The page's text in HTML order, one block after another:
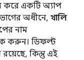
করে একটি অ্যাপ
অধীনে, খালি
নাম
করুন। ডিফল্ট
রয়েছে, কিন্তু এই